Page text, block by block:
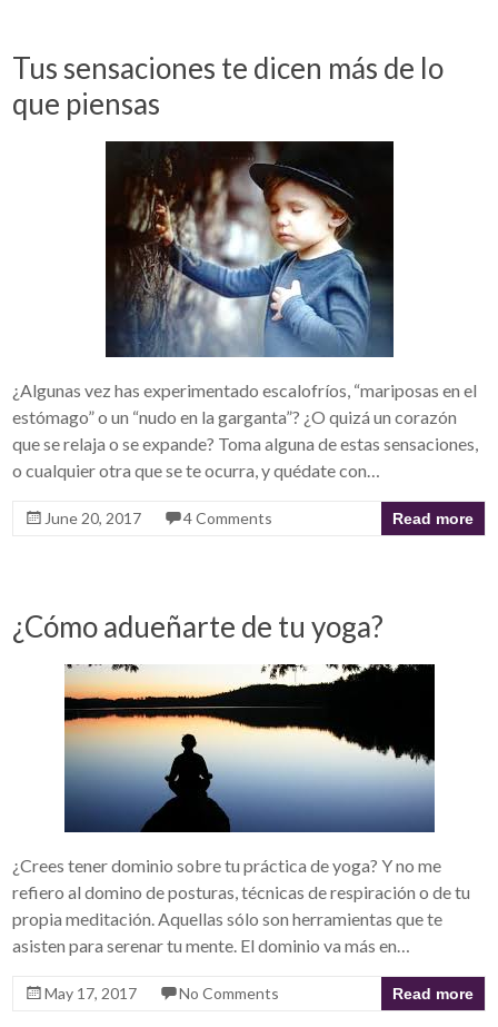
Tus sensaciones te dicen más de lo
que piensas
¿Algunas vez has experimentado escalofríos, “mariposas en el
estómago” o un “nudo en la garganta”? ¿O quizá un corazón
que se relaja o se expande? Toma alguna de estas sensaciones,
o cualquier otra que se te ocurra, y quédate con…
June 20, 2017 4 Comments Read more
¿Cómo adueñarte de tu yoga?
¿Crees tener dominio sobre tu práctica de yoga? Y no me
refiero al domino de posturas, técnicas de respiración o de tu
propia meditación. Aquellas sólo son herramientas que te
asisten para serenar tu mente. El dominio va más en…
May 17, 2017 No Comments Read more